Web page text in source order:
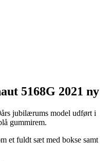
5168G 2021 ny
jubilærums model udført i
gummirem.
et fuldt sæt med bokse samt